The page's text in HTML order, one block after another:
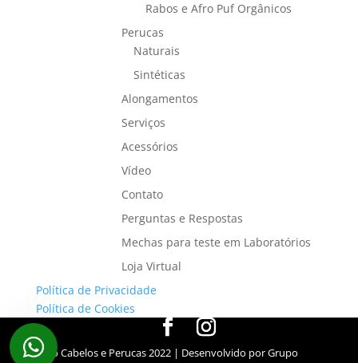
Rabos e Afro Puf Orgânicos
Perucas
Naturais
Sintéticas
Alongamentos
Serviços
Acessórios
Vídeo
Contato
Perguntas e Respostas
Mechas para teste em Laboratórios
Loja Virtual
Política de Privacidade
Política de Cookies
Elvio Cabelos e Perucas 2022| Desenvolvido porGrupo